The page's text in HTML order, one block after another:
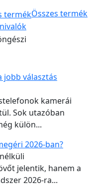
Összes termék
jobb választás
kamerái
Sok utazóban
külön...
2026-ban?
jelentik, hanem a
2026-ra...